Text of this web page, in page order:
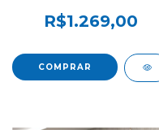
GELIUS NATURALE / OFF
WHITE
R$1.269,00